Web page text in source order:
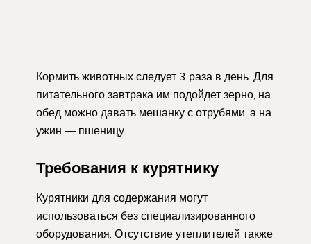
Кормить животных следует 3 раза в день. Для
питательного завтрака им подойдет зерно, на
обед можно давать мешанку с отрубями, а на
ужин — пшеницу.
Требования к курятнику
Курятники для содержания могут
использоваться без специализированного
оборудования. Отсутствие утеплителей также